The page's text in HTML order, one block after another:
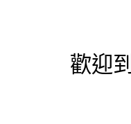
歡迎到